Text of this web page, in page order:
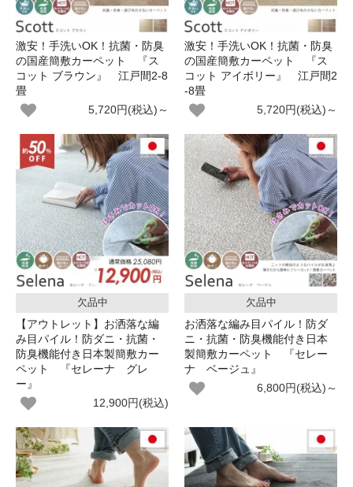
激安！手洗いOK！抗菌・防臭
の国産簡敷カーペット 『ス
コット ブラウン』 江戸間2-8
畳
5,720円(税込)～
激安！手洗いOK！抗菌・防臭
の国産簡敷カーペット 『ス
コット アイボリー』 江戸間2
-8畳
5,720円(税込)～
欠品中
【アウトレット】お洒落な編
み目パイル！防ダニ・抗菌・
防臭機能付き日本製簡敷カー
ペット 『セレーナ グレ
ー』
12,900円(税込)
欠品中
お洒落な編み目パイル！防ダ
ニ・抗菌・防臭機能付き日本
製簡敷カーペット 『セレー
ナ ベージュ』
6,800円(税込)～